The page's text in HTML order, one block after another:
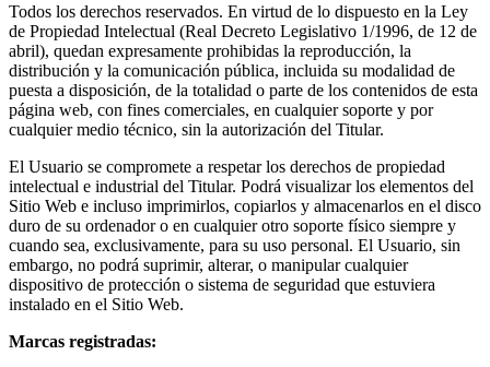
Todos los derechos reservados. En virtud de lo dispuesto en la Ley
de Propiedad Intelectual (Real Decreto Legislativo 1/1996, de 12 de
abril), quedan expresamente prohibidas la reproducción, la
distribución y la comunicación pública, incluida su modalidad de
puesta a disposición, de la totalidad o parte de los contenidos de esta
página web, con fines comerciales, en cualquier soporte y por
cualquier medio técnico, sin la autorización del Titular.
El Usuario se compromete a respetar los derechos de propiedad
intelectual e industrial del Titular. Podrá visualizar los elementos del
Sitio Web e incluso imprimirlos, copiarlos y almacenarlos en el disco
duro de su ordenador o en cualquier otro soporte físico siempre y
cuando sea, exclusivamente, para su uso personal. El Usuario, sin
embargo, no podrá suprimir, alterar, o manipular cualquier
dispositivo de protección o sistema de seguridad que estuviera
instalado en el Sitio Web.
Marcas registradas: